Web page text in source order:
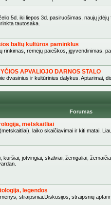
5d. iki liepos 3d. pasiruošimas, naujų
tautosaka.
baltų kultūros paminklus
rinkimas, rėmėjų paieškos, įgyvendinimas,
APVALIOJO DARNOS STALO
dvasinius ir kultūrinius dalykus. Aptarimai,
Forumas
metskaitliai
laiko skaičiavimai ir kiti matai.
kuršiai, jotvingiai, skalviai, žemgaliai,
legendos
straipsniai.Diskusijos, straipsnių